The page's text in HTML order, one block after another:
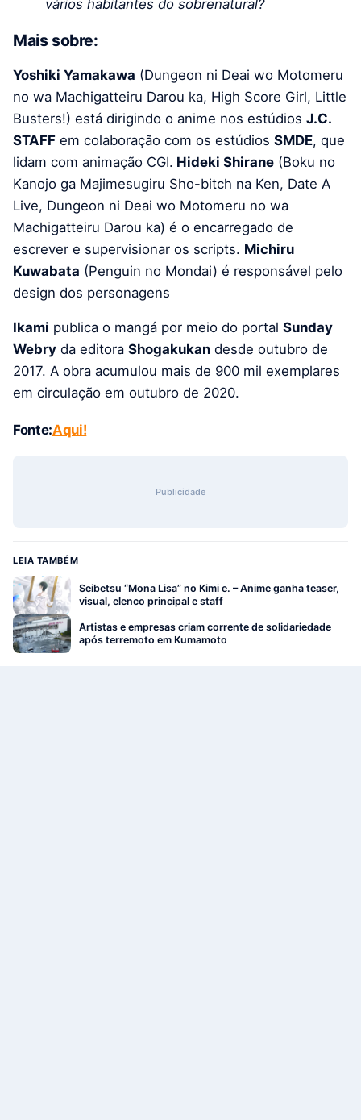
vários habitantes do sobrenatural?
Mais sobre:
Yoshiki Yamakawa (Dungeon ni Deai wo Motomeru
no wa Machigatteiru Darou ka, High Score Girl, Little
Busters!) está dirigindo o anime nos estúdios J.C.
STAFF em colaboração com os estúdios SMDE, que
lidam com animação CGI. Hideki Shirane (Boku no
Kanojo ga Majimesugiru Sho-bitch na Ken, Date A
Live, Dungeon ni Deai wo Motomeru no wa
Machigatteiru Darou ka) é o encarregado de
escrever e supervisionar os scripts. Michiru
Kuwabata (Penguin no Mondai) é responsável pelo
design dos personagens
Ikami publica o mangá por meio do portal Sunday
Webry da editora Shogakukan desde outubro de
2017. A obra acumulou mais de 900 mil exemplares
em circulação em outubro de 2020.
Fonte:Aqui!
Publicidade
LEIA TAMBÉM
Seibetsu “Mona Lisa” no Kimi e. – Anime ganha teaser,
visual, elenco principal e staff
Artistas e empresas criam corrente de solidariedade
após terremoto em Kumamoto